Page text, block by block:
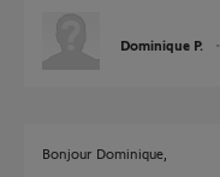
Dominique P.
Bonjour Dominique,